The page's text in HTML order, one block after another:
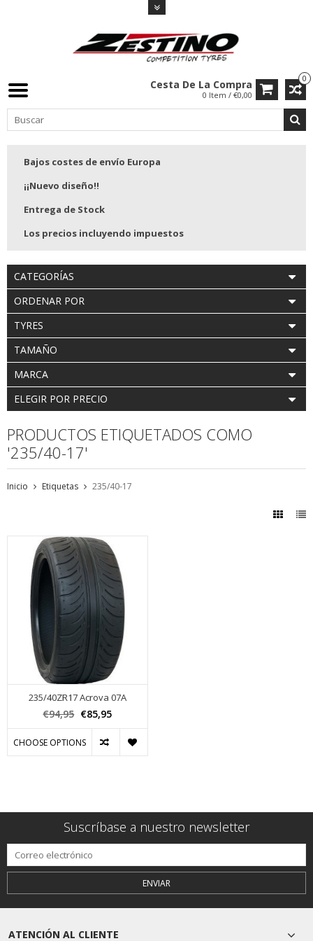
0
Cesta De La Compra
0 Item / €0,00
Bajos costes de envío Europa
¡¡Nuevo diseño!!
Entrega de Stock
Los precios incluyendo impuestos
CATEGORÍAS
ORDENAR POR
TYRES
TAMAÑO
MARCA
ELEGIR POR PRECIO
PRODUCTOS ETIQUETADOS COMO
'235/40-17'
Inicio Etiquetas 235/40-17
235/40ZR17 Acrova 07A
€94,95 €85,95
CHOOSE OPTIONS
Suscríbase a nuestro newsletter
ENVIAR
ATENCIÓN AL CLIENTE